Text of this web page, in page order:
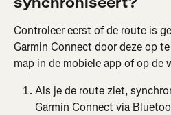
Controleer eerst of de route is
Garmin Connect door deze op
map in de mobiele app of op de
Als je de route ziet,
Garmin Connect via